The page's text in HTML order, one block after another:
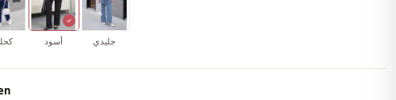
أسود جليدي